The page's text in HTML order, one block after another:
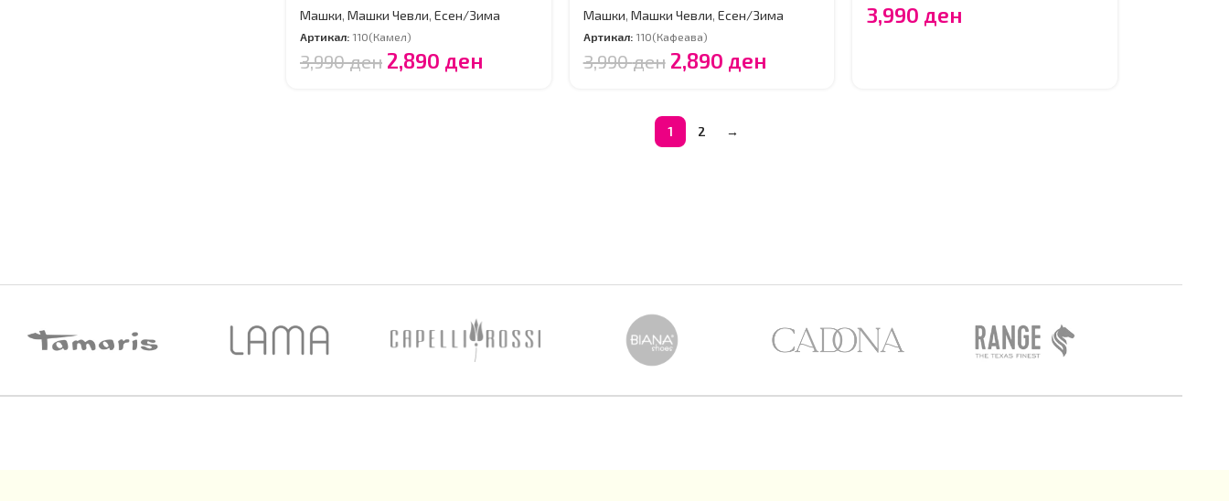
Машки, Машки Чевли, Есен/Зима
Артикал: 110(Камел)
3,990ден 2,890 ден
Машки, Машки Чевли, Есен/Зима
Артикал: 110(Кафеава)
3,990ден 2,890 ден
3,990 ден
1 2 →